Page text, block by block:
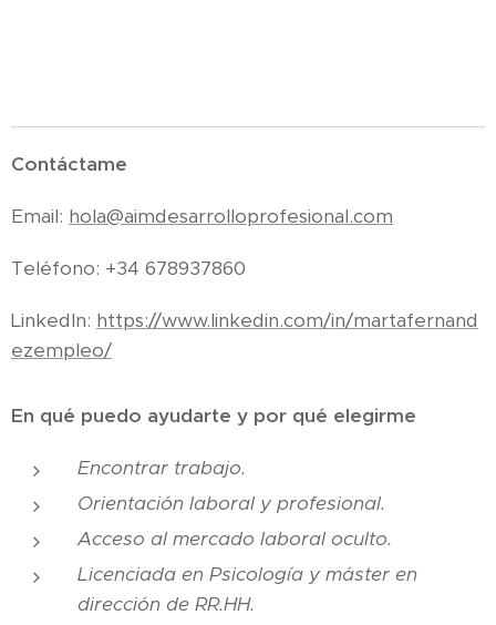
Contáctame
Email: hola@aimdesarrolloprofesional.com
Teléfono: +34 678937860
LinkedIn: https://www.linkedin.com/in/martafernand
ezempleo/
En qué puedo ayudarte y por qué elegirme
Encontrar trabajo.
Orientación laboral y profesional.
Acceso al mercado laboral oculto.
Licenciada en Psicología y máster en
dirección de RR.HH.